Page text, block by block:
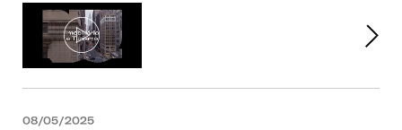
08/05/2025